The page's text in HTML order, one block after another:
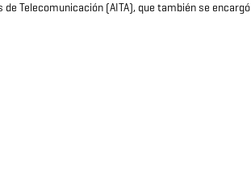
de Telecomunicación (AITA), que también se encargó